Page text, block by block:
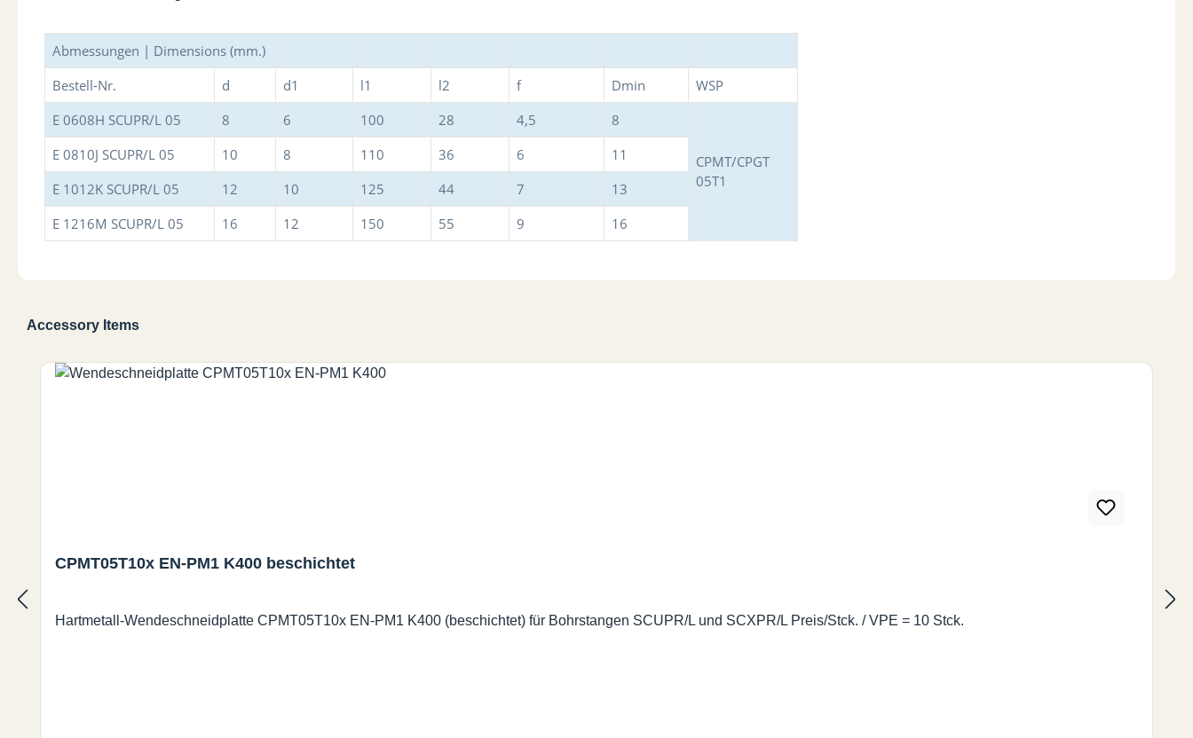
Abmessungen | Dimensions (mm.)
Bestell-Nr.
d d1 l1 l2 f Dmin
WSP
E 0608H SCUPR/L 05
8 6 100 28 4,5 8
CPMT/CPGT
05T1
E 0810J SCUPR/L 05 10 8 110 36 6
11
E 1012K SCUPR/L 05
12 10 125 44 7
13
E 1216M SCUPR/L 05
16 12 150 55 9 16
Accessory Items
CPMT05T10x EN-PM1 K400 beschichtet
Hartmetall-Wendeschneidplatte CPMT05T10x EN-PM1 K400 (beschichtet) für Bohrstangen SCUPR/L und SCXPR/L Preis/Stck. / VPE = 10 Stck.